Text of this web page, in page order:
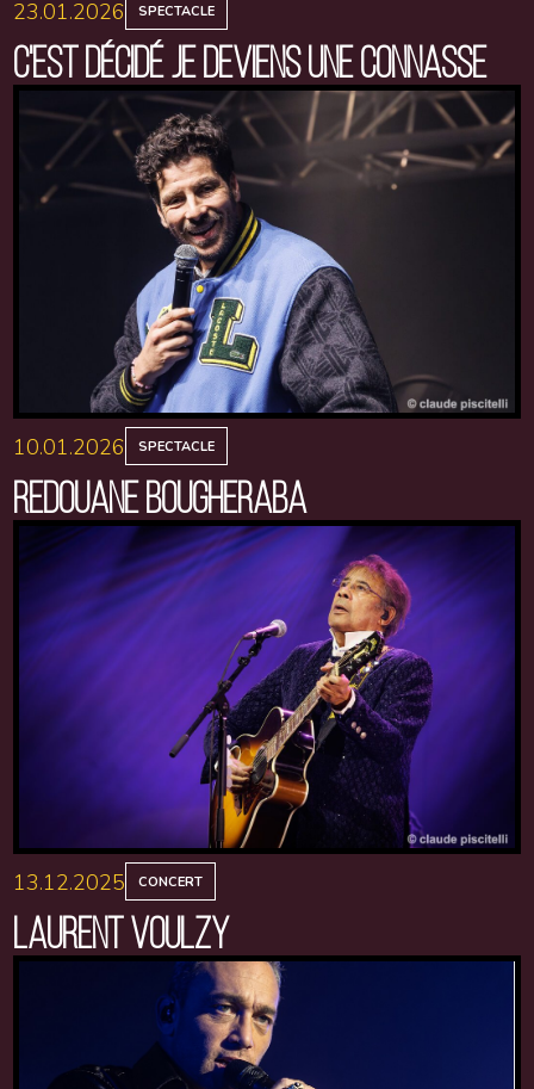
23.01.2026 SPECTACLE
C'EST DÉCIDÉ JE DEVIENS UNE CONNASSE
10.01.2026 SPECTACLE
REDOUANE BOUGHERABA
13.12.2025 CONCERT
LAURENT VOULZY